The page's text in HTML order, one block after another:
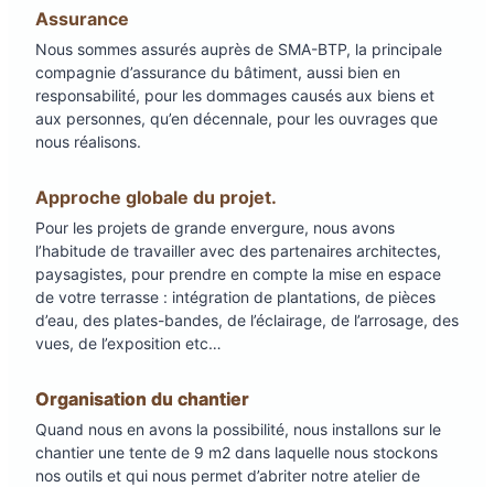
Assurance
Nous sommes assurés auprès de SMA-BTP, la principale
compagnie d’assurance du bâtiment, aussi bien en
responsabilité, pour les dommages causés aux biens et
aux personnes, qu’en décennale, pour les ouvrages que
nous réalisons.
Approche globale du projet.
Pour les projets de grande envergure, nous avons
l’habitude de travailler avec des partenaires architectes,
paysagistes, pour prendre en compte la mise en espace
de votre terrasse : intégration de plantations, de pièces
d’eau, des plates-bandes, de l’éclairage, de l’arrosage, des
vues, de l’exposition etc…
Organisation du chantier
Quand nous en avons la possibilité, nous installons sur le
chantier une tente de 9 m2 dans laquelle nous stockons
nos outils et qui nous permet d’abriter notre atelier de